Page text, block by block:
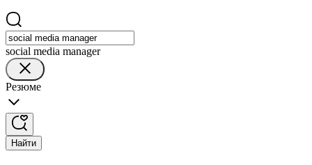
social media manager
Резюме
Найти